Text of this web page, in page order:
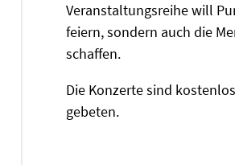
Veranstaltungsreihe will
feiern, sondern auch die
schaffen.
Die Konzerte sind
gebeten.